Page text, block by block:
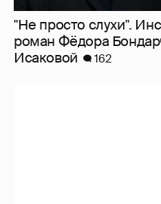
"Не просто слухи".
роман Фёдора
Исаковой
162